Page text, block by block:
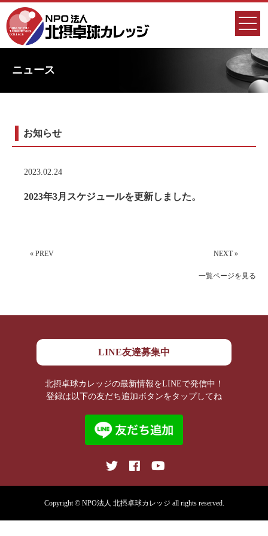
ニュース
お知らせ
2023.02.24
2023年3月スケジュールを更新しました。
« PREV NEXT »
一覧ページを見る
LINE友達募集中
北摂卓球カレッジの最新情報をLINEで発信中！
登録は以下の友だち追加ボタンをタップしてね
Copyright © NPO法人 北摂卓球カレッジ all rights reserved.